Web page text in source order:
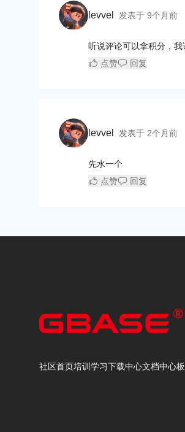
levvel 发表于 9个月前
听说评论可以拿积分，我
点赞
回复
levvel 发表于 2个月前
先水一个
点赞
回复
社区首页培训学习下载中心文档中心